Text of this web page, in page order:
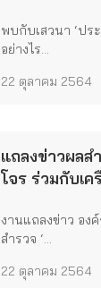
พบกับเสวนา ‘ปร
อย่างไร...
22 ตุลาคม 2564
แถลงข่าวผลส
โจร ร่วมกับเค
งานแถลงข่าว อง
สำรวจ ‘...
22 ตุลาคม 2564